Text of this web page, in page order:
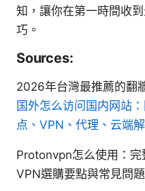
知，讓你在第一時間收
巧。
Sources:
2026年台灣最推薦的翻
国外怎么访问国内网站
点、VPN、代理、云端
Protonvpn怎么使用：
VPN選購要點與常見問